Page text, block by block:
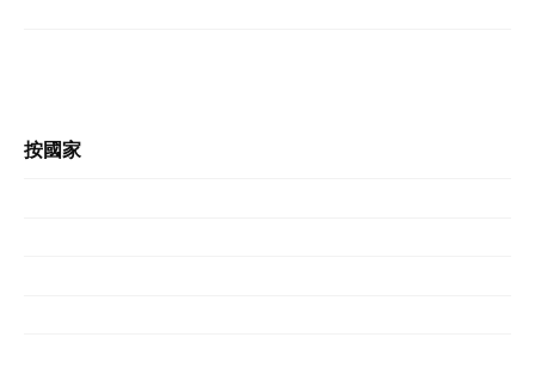
按國家